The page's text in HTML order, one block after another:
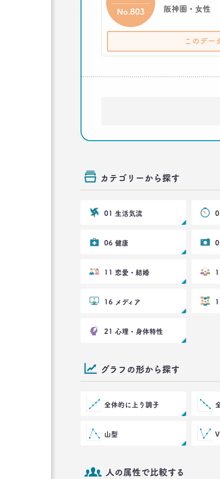
阪神圏・女性
No.803
このデー
カテゴリーから探す
01 生活気流
06 健康
11 恋愛・結婚
16 メディア
21 心理・身体特性
グラフの形から探す
全体的に上り調子
山型
人の属性で比較する